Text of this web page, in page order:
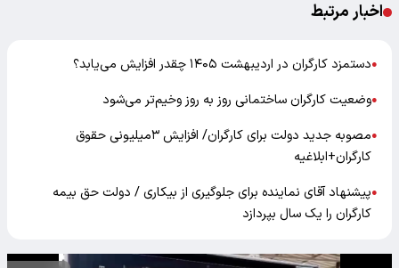
اخبار مرتبط
●دستمزد کارگران در اردیبهشت ۱۴۰۵ چقدر افزایش می‌یابد؟
●وضعیت کارگران ساختمانی روز به روز وخیم‌تر می‌شود
●
مصوبه جدید دولت برای کارگران/ افزایش ۳میلیونی حقوق
کارگران+ابلاغیه
●پیشنهاد آقای نماینده برای جلوگیری از بیکاری / دولت حق بیمه
کارگران را یک سال بپردازد